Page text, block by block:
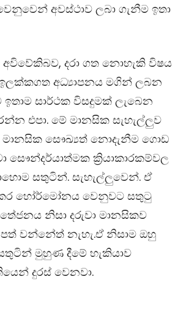
අවස්ථාව ලබා ගැනීම ඉතා
දරා ගත නොහැකි විෂය
ඉලක්කගත අධ්‍යාපනය මගින් ලබන
සාර්ථක විසදුමක් ලැබෙන
එපා. මේ මානසික සැහැල්ලුව
මානසික සෞඛ්‍යත් නොදැනීම ගොඩ
සෞන්දර්යාත්මක ක්‍රියාකාරකම්වල
සතුටින්. සැහැල්ලුවෙන්. ඒ
හෝර්මෝනය වෙනුවට සතුටු
නිසා දරුවා මානසිකව
වන්නේත් නැහැ.ඒ නිසාම ඔහු
මුහුණ දීමේ හැකියාව
දුරස් වෙනවා.